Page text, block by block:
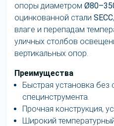
опоры диаметром
оцинкованной стали SECC
влаге и перепадам
уличных столбов
вертикальных опор.
Преимущества
Быстрая установка без
специнструмента.
Прочная конструкция,
Широкий